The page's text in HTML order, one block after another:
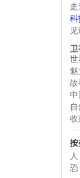
走
科
卫
世
故
中
收
按
恐